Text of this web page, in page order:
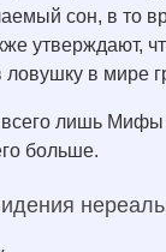
сон, в то
утверждают,
в мире
всего лишь
больше.